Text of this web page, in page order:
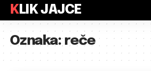
KLIK JAJCE
Oznaka:reče